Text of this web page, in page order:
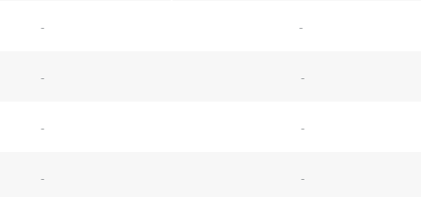
- -
- -
- -
- -